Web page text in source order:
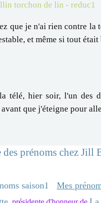
je n'ai rien contre la
et même si tout
télé, hier soir, l'un des
que j'éteigne pour
des prénoms chez Jill
saison1 Mes